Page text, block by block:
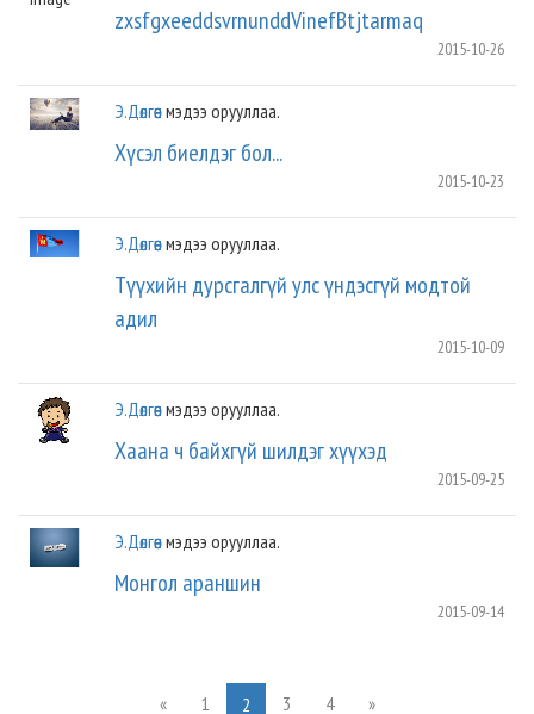
zxsfgxeeddsvrnunddVinefBtjtarmaq
2015-10-26
Э.Дөлгөөнмэдээ орууллаа.
Хүсэл биелдэг бол...
2015-10-23
Э.Дөлгөөнмэдээ орууллаа.
Түүхийн дурсгалгүй улс үндэсгүй модтой
адил
2015-10-09
Э.Дөлгөөнмэдээ орууллаа.
Хаана ч байхгүй шилдэг хүүхэд
2015-09-25
Э.Дөлгөөнмэдээ орууллаа.
Монгол араншин
2015-09-14
« 1 2 3 4 »